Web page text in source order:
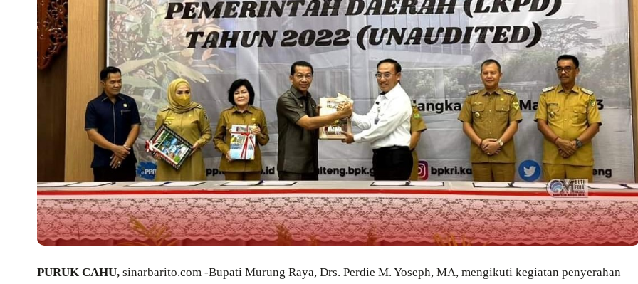
PURUK CAHU, sinarbarito.com -Bupati Murung Raya, Drs. Perdie M. Yoseph, MA, mengikuti kegiatan penyerahan